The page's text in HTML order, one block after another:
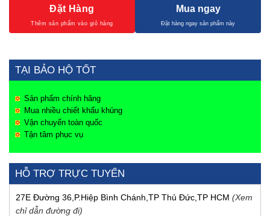
Đặt Hàng Mua ngay
TẠI BẢO HỘ TỐT
Sản phẩm chính hãng
Mua nhiều chiết khấu khủng
Vận chuyển toàn quốc
Tận tâm phục vụ
HỖ TRỢ TRỰC TUYẾN
27E Đường 36,P.Hiệp Bình Chánh,TP Thủ Đức,TP HCM (Xem
chỉ dẫn đường đi)